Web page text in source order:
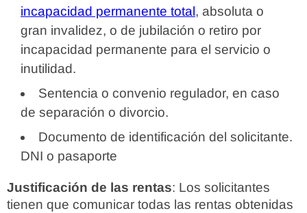
incapacidad permanente total, absoluta o
gran invalidez, o de jubilación o retiro por
incapacidad permanente para el servicio o
inutilidad.
Sentencia o convenio regulador, en caso
de separación o divorcio.
Documento de identificación del solicitante.
DNI o pasaporte
Justificación de las rentas: Los solicitantes
tienen que comunicar todas las rentas obtenidas